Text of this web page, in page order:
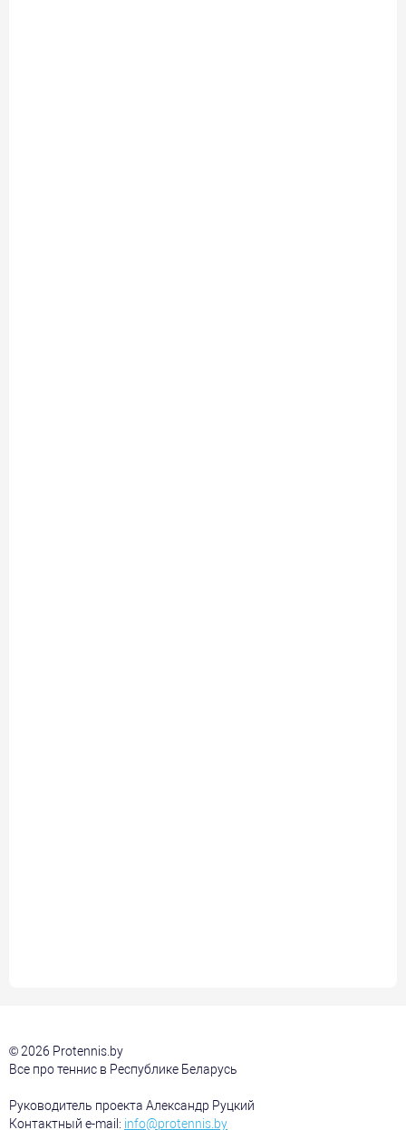
© 2026 Protennis.by
Все про теннис в Республике Беларусь
Руководитель проекта Александр Руцкий
Контактный e-mail: info@protennis.by